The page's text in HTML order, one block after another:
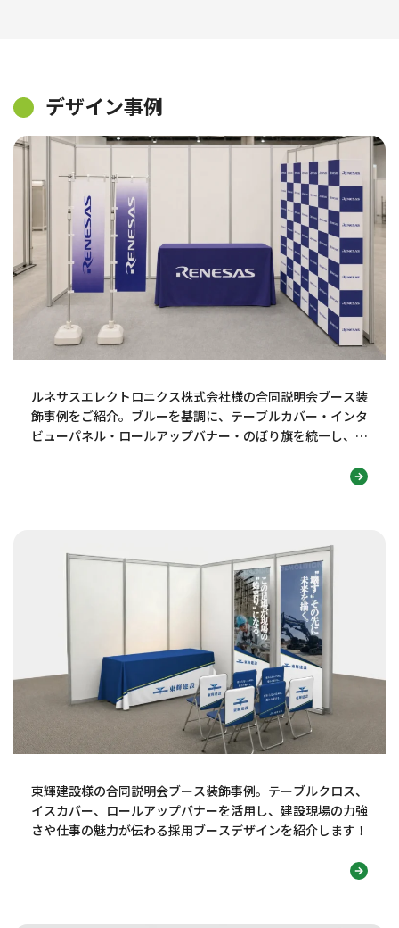
デザイン事例
ルネサスエレクトロニクス株式会社様の合同説明会ブース装
飾事例をご紹介。ブルーを基調に、テーブルカバー・インタ
ビューパネル・ロールアップバナー・のぼり旗を統一し、技
した。学生の視線を集め、社名認知や会話につなげる工夫も
東輝建設様の合同説明会ブース装飾事例。テーブルクロス、
イスカバー、ロールアップバナーを活用し、建設現場の力強
さや仕事の魅力が伝わる採用ブースデザインを紹介します！